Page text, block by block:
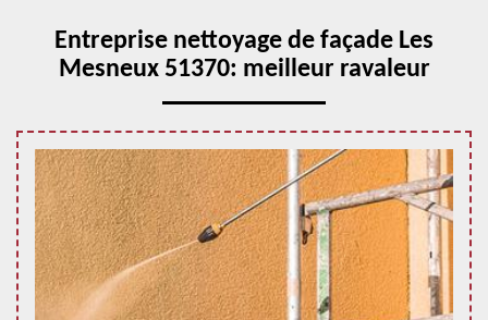
Entreprise nettoyage de façade Les
Mesneux 51370: meilleur ravaleur